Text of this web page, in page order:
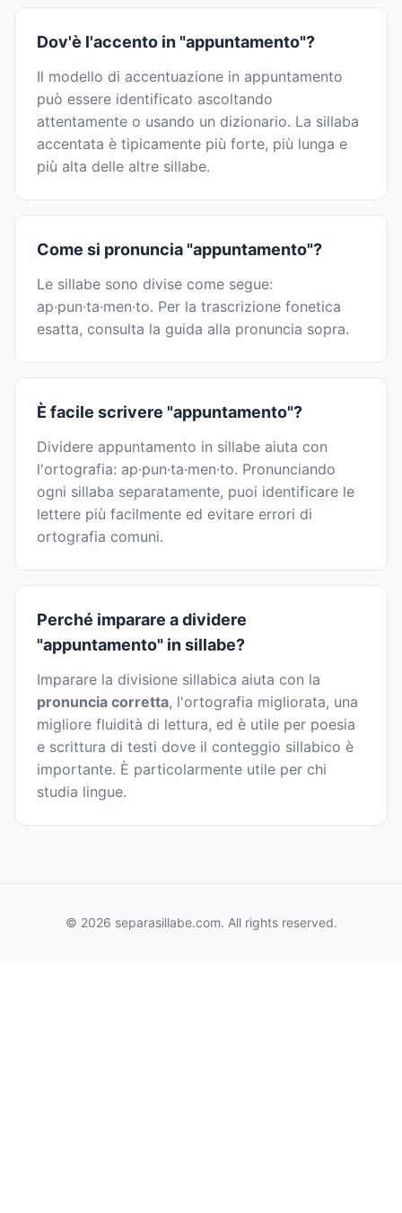
Dov'è l'accento in "appuntamento"?
Il modello di accentuazione in appuntamento
può essere identificato ascoltando
attentamente o usando un dizionario. La sillaba
accentata è tipicamente più forte, più lunga e
più alta delle altre sillabe.
Come si pronuncia "appuntamento"?
Le sillabe sono divise come segue:
ap·pun·ta·men·to. Per la trascrizione fonetica
esatta, consulta la guida alla pronuncia sopra.
È facile scrivere "appuntamento"?
Dividere appuntamento in sillabe aiuta con
l'ortografia: ap·pun·ta·men·to. Pronunciando
ogni sillaba separatamente, puoi identificare le
lettere più facilmente ed evitare errori di
ortografia comuni.
Perché imparare a dividere
"appuntamento" in sillabe?
Imparare la divisione sillabica aiuta con la
pronuncia corretta, l'ortografia migliorata, una
migliore fluidità di lettura, ed è utile per poesia
e scrittura di testi dove il conteggio sillabico è
importante. È particolarmente utile per chi
studia lingue.
© 2026 separasillabe.com. All rights reserved.